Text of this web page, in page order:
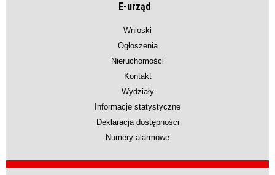
E-urząd
Wnioski
Ogłoszenia
Nieruchomości
Kontakt
Wydziały
Informacje statystyczne
Deklaracja dostępności
Numery alarmowe